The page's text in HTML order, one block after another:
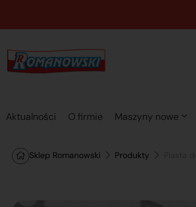
Aktualności O firmie Maszyny nowe
Sklep Romanowski Produkty